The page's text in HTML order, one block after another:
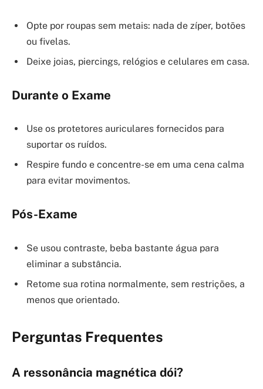
Opte por roupas sem metais: nada de zíper, botões
ou fivelas.
Deixe joias, piercings, relógios e celulares em casa.
Durante o Exame
Use os protetores auriculares fornecidos para
suportar os ruídos.
Respire fundo e concentre-se em uma cena calma
para evitar movimentos.
Pós-Exame
Se usou contraste, beba bastante água para
eliminar a substância.
Retome sua rotina normalmente, sem restrições, a
menos que orientado.
Perguntas Frequentes
A ressonância magnética dói?